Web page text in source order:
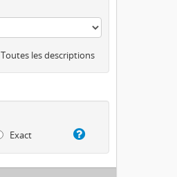
Toutes les descriptions
Exact